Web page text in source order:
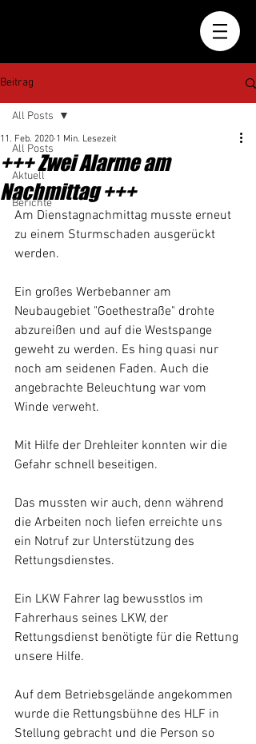
Beitrag
All Posts
Aktuell
Berichte
All Posts
+++ Zwei Alarme am
Nachmittag +++
11. Feb. 2020 1 Min. Lesezeit
Am Dienstagnachmittag musste erneut
zu einem Sturmschaden ausgerückt
werden.
Ein großes Werbebanner am
Neubaugebiet "Goethestraße" drohte
abzureißen und auf die Westspange
geweht zu werden. Es hing quasi nur
noch am seidenen Faden. Auch die
angebrachte Beleuchtung war vom
Winde verweht.
Mit Hilfe der Drehleiter konnten wir die
Gefahr schnell beseitigen.
Das mussten wir auch, denn während
die Arbeiten noch liefen erreichte uns
ein Notruf zur Unterstützung des
Rettungsdienstes.
Ein LKW Fahrer lag bewusstlos im
Fahrerhaus seines LKW, der
Rettungsdienst benötigte für die Rettung
unsere Hilfe.
Auf dem Betriebsgelände angekommen
wurde die Rettungsbühne des HLF in
Stellung gebracht und die Person so